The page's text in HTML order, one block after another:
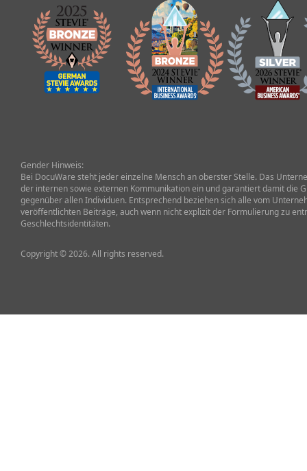
Gender Hinweis:
Bei DocuWare steht jeder einzelne Mensch an oberster Stelle. Das
der internen sowie externen Kommunikation ein und garantiert damit die
gegenüber allen Individuen. Entsprechend beziehen sich alle vom
veröffentlichten Beiträge, auch wenn nicht explizit der Formulierung zu
Geschlechtsidentitäten.
Copyright © 2026. All rights reserved.